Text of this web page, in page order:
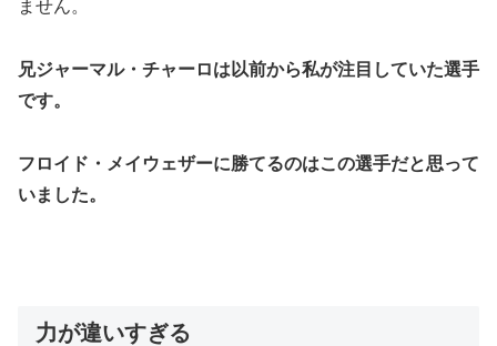
ません。
兄ジャーマル・チャーロは以前から私が注目していた選手
です。
フロイド・メイウェザーに勝てるのはこの選手だと思って
いました。
力が違いすぎる